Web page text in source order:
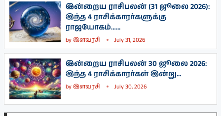
இன்றைய ராசிபலன் (31 ஜூலை 2026):
இந்த 4 ராசிக்காரர்களுக்கு
ராஜயோகம்…...
byஇளவரசி July 31, 2026
இன்றைய ராசிபலன் 30 ஜூலை 2026:
இந்த 4 ராசிக்காரர்கள் இன்று...
byஇளவரசி July 30, 2026